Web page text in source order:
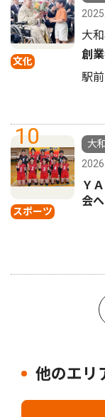
文化
大
創
駅
10
スポーツ
大
Ｙ
会
他のエリ